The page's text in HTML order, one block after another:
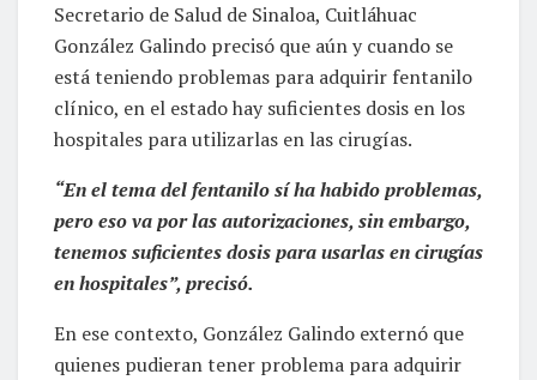
Secretario de Salud de Sinaloa, Cuitláhuac
González Galindo precisó que aún y cuando se
está teniendo problemas para adquirir fentanilo
clínico, en el estado hay suficientes dosis en los
hospitales para utilizarlas en las cirugías.
“En el tema del fentanilo sí ha habido problemas,
pero eso va por las autorizaciones, sin embargo,
tenemos suficientes dosis para usarlas en cirugías
en hospitales”, precisó.
En ese contexto, González Galindo externó que
quienes pudieran tener problema para adquirir